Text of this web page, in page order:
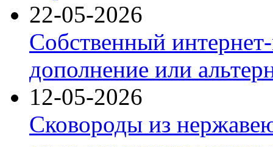
22-05-2026
Собственный
дополнение или
12-05-2026
Сковороды из